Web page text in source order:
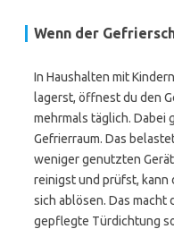
Wenn der
In Haushalten mit
lagerst, öffnest du den
mehrmals täglich. Dabei
Gefrierraum. Das
weniger genutzten
reinigst und prüfst, kann
sich ablösen. Das macht
gepflegte Türdichtung